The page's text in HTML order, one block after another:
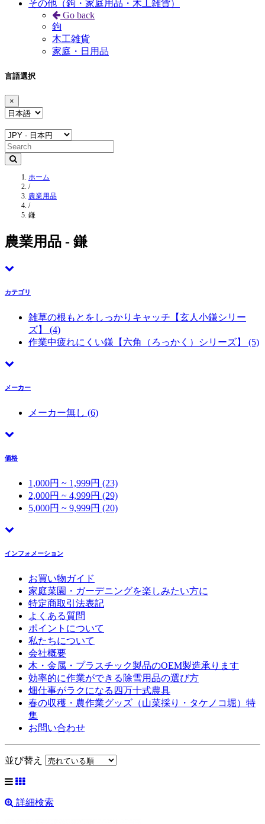
その他（鉤・家庭用品・木工雑貨）
Go back
鉤
木工雑貨
家庭・日用品
言語選択
×
ホーム
/
農業用品
/
鎌
農業用品 - 鎌
カテゴリ
雑草の根もとをしっかりキャッチ【玄人小鎌シリー
ズ】 (4)
作業中疲れにくい鎌【六角（ろっかく）シリーズ】 (5)
メーカー
メーカー無し (6)
価格
1,000円 ~ 1,999円 (23)
2,000円 ~ 4,999円 (29)
5,000円 ~ 9,999円 (20)
インフォメーション
お買い物ガイド
家庭菜園・ガーデニングを楽しみたい方に
特定商取引法表記
よくある質問
ポイントについて
私たちについて
会社概要
木・金属・プラスチック製品のOEM製造承ります
効率的に作業ができる除雪用品の選び方
畑仕事がラクになる四万十式農具
春の収穫・農作業グッズ（山菜採り・タケノコ堀）特
集
お問い合わせ
並び替え
詳細検索